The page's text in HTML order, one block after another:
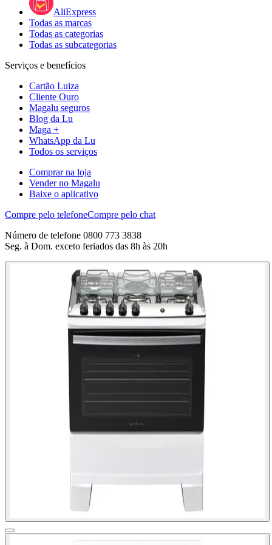
AliExpress
Todas as marcas
Todas as categorias
Todas as subcategorias
Serviços e benefícios
Cartão Luiza
Cliente Ouro
Magalu seguros
Blog da Lu
Maga +
WhatsApp da Lu
Todos os serviços
Comprar na loja
Vender no Magalu
Baixe o aplicativo
Compre pelo telefoneCompre pelo chat
Número de telefone 0800 773 3838
Seg. à Dom. exceto feriados das 8h às 20h